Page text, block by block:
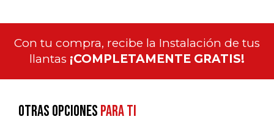
Con tu compra, recibe la Instalación de tus
llantas ¡COMPLETAMENTE GRATIS!
Otras opcionespara ti